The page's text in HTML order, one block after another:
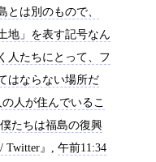
とは別のもので、
地」を表す記号なん
人たちにとって、フ
はならない場所だ
人が住んでいるこ
たちは福島の復興
Twitter
午前11:34